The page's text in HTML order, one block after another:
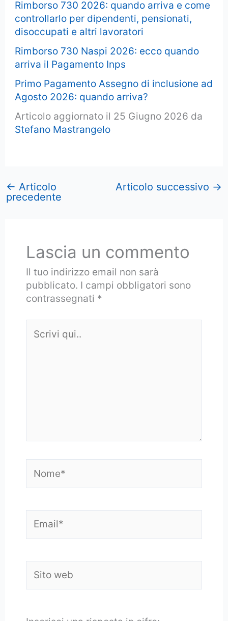
Rimborso 730 2026: quando arriva e come
controllarlo per dipendenti, pensionati,
disoccupati e altri lavoratori
Rimborso 730 Naspi 2026: ecco quando
arriva il Pagamento Inps
Primo Pagamento Assegno di inclusione ad
Agosto 2026: quando arriva?
Articolo aggiornato il 25 Giugno 2026 da
Stefano Mastrangelo
← Articolo
precedente
Articolo successivo →
Lascia un commento
Il tuo indirizzo email non sarà
pubblicato. I campi obbligatori sono
contrassegnati *
qui..
web